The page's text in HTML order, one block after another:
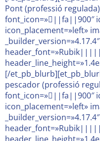
Pont (professió
font_icon=»||fa||900″
icon_placement=»left»
[/
pescador (professió
font_icon=»||fa||900″
icon_placement=»left»